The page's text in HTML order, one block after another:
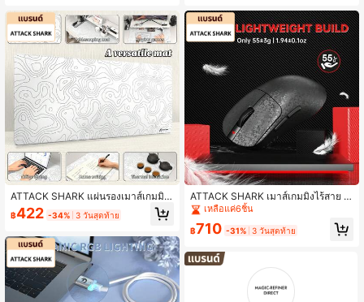
อมพิวเตอร์
ATTACK SHARK แผ่นรองเมาส์เกมมิ่ง
CM02 PRO ขนาดใหญ่พิเศษ ฐานยาง
กันลื่น ติดตามเมาส์ได้อย่างเสถียร ขนา
หรับสำนักงาน บ้าน แล็ปท็อป 90 ซม. X
40 ซม.
฿422 -34% 3 วันสุดท้าย
z, ปุ่มกด PBT ทรงกลม 94 ปุ่ม ANSI L
ayout, 2000mAh
ATTACK SHARK เมาส์เกมมิ่งไร้สาย Aj
azz AJ199, เปลือกคาร์บอนไฟเบอร์, โ
หมดสามโหมด 2.4G/บลูทูธ/USB-C,
น้ำหนักเบาพิเศษ 58ก., เซ็นเซอร์ PAW3
mAh
เหลือแค่6ชิ้น
฿710 -31% 3 วันสุดท้าย